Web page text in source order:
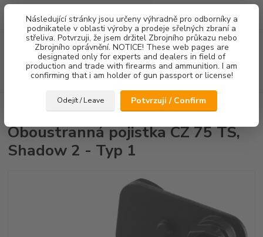
Následující stránky jsou určeny výhradně pro odborníky a
podnikatele v oblasti výroby a prodeje sřelných zbraní a
střeliva. Potvrzuji, že jsem držitel Zbrojního průkazu nebo
Zbrojního oprávnění. NOTICE! These web pages are
designated only for experts and dealers in field of
production and trade with firearms and ammunition. I am
confirming that i am holder of gun passport or license!
Odejít / Leave Potvrzuji / Confirm
Menu
Hledat
za0,00 Kč
Oboustranná pojistka CZ 75 TS, Shadow 2 - Typ 1
Oboustranná pojistka CZ 75 TS,
Shadow 2 - Typ 1